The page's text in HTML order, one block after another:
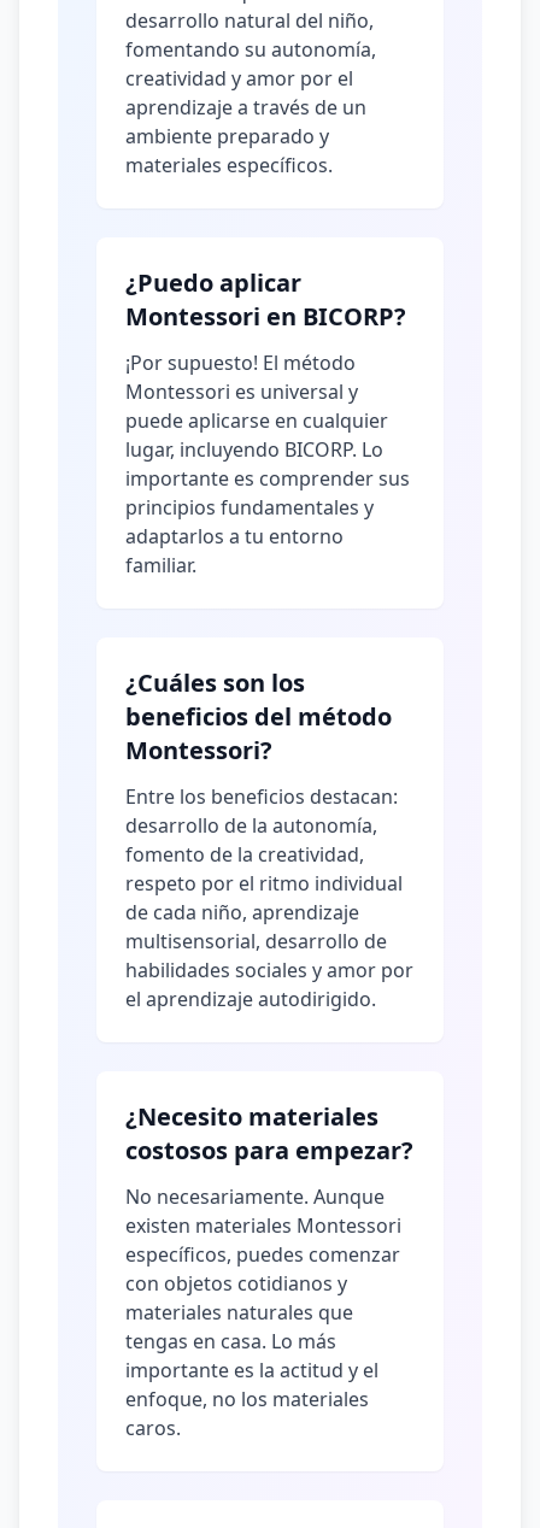
desarrollo natural del niño,
fomentando su autonomía,
creatividad y amor por el
aprendizaje a través de un
ambiente preparado y
materiales específicos.
¿Puedo aplicar
Montessori en BICORP?
¡Por supuesto! El método
Montessori es universal y
puede aplicarse en cualquier
lugar, incluyendo BICORP. Lo
importante es comprender sus
principios fundamentales y
adaptarlos a tu entorno
familiar.
¿Cuáles son los
beneficios del método
Montessori?
Entre los beneficios destacan:
desarrollo de la autonomía,
fomento de la creatividad,
respeto por el ritmo individual
de cada niño, aprendizaje
multisensorial, desarrollo de
habilidades sociales y amor por
el aprendizaje autodirigido.
¿Necesito materiales
costosos para empezar?
No necesariamente. Aunque
existen materiales Montessori
específicos, puedes comenzar
con objetos cotidianos y
materiales naturales que
tengas en casa. Lo más
importante es la actitud y el
enfoque, no los materiales
caros.